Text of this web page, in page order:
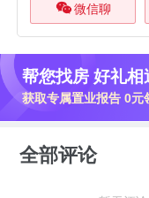
半山溪谷花园
楼盘详情页查
消息。
微信聊
帮您找房 好礼相
获取专属置业报告 0元
全部评论